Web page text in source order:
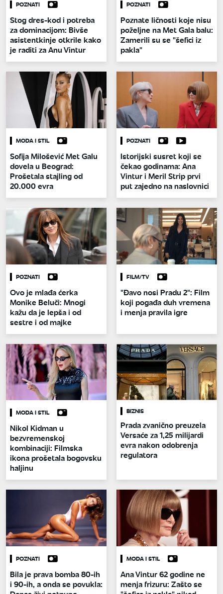
POZNATI
Stog dres-kod i potreba
za dominacijom: Bivše
asistentkinje otkrile kako
je raditi za Anu Vintur
POZNATI
Poznate ličnosti koje nisu
poželjne na Met Gala balu:
Zamerili su se "šefici iz
pakla"
MODA I STIL
Sofija Milošević Met Galu
dovela u Beograd:
Prošetala stajling od
20.000 evra
POZNATI
Istorijski susret koji se
čekao godinama: Ana
Vintur i Meril Strip prvi
put zajedno na naslovnici
POZNATI
Ovo je mlađa ćerka
Monike Beluči: Mnogi
kažu da je lepša i od
sestre i od majke
FILM/TV
"Đavo nosi Pradu 2": Film
koji pogađa duh vremena
i menja pravila igre
MODA I STIL
Nikol Kidman u
bezvremenskoj
kombinaciji: Filmska
ikona prošetala bogovsku
haljinu
BIZNIS
Prada zvanično preuzela
Versaće za 1,25 milijardi
evra nakon odobrenja
regulatora
POZNATI
Bila je prava bomba 80-ih
i 90-ih, a onda se povukla:
MODA I STIL
Ana Vintur 62 godine ne
menja frizuru: Zašto se